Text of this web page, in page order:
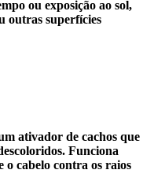
ou exposição ao sol,
outras superfícies
ativador de cachos que
Funciona
o cabelo contra os raios